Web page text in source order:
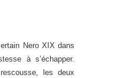
Nero XIX dans
à s’échapper.
les deux